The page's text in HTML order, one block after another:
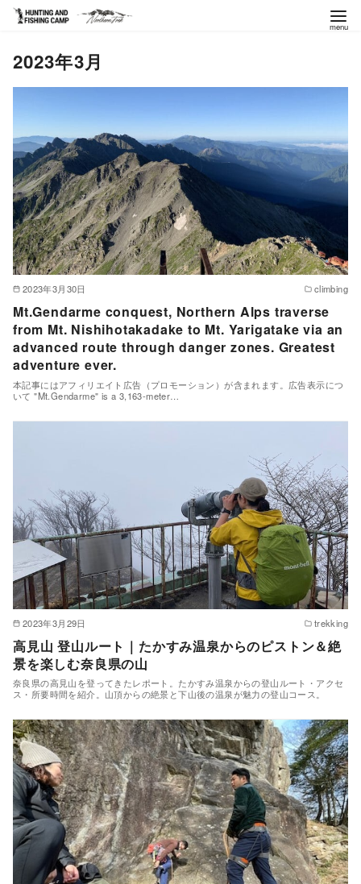
2023年3月
2023年3月30日 climbing
Mt.Gendarme conquest, Northern Alps traverse
from Mt. Nishihotakadake to Mt. Yarigatake via an
advanced route through danger zones. Greatest
adventure ever.
本記事にはアフィリエイト広告（プロモーション）が含まれます。広告表示につ
いて "Mt.Gendarme" is a 3,163-meter…
2023年3月29日 trekking
高見山 登山ルート｜たかすみ温泉からのピストン＆絶
景を楽しむ奈良県の山
奈良県の高見山を登ってきたレポート。たかすみ温泉からの登山ルート・アクセ
ス・所要時間を紹介。山頂からの絶景と下山後の温泉が魅力の登山コース。